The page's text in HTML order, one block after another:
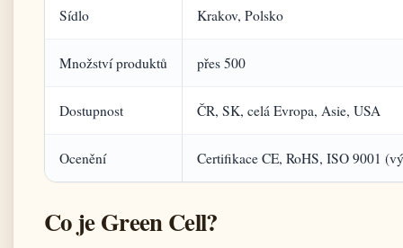
Sídlo Krakov, Polsko
Množství produktů přes 500
Dostupnost ČR, SK, celá Evropa, Asie, USA
Ocenění Certifikace CE, RoHS, ISO 9001
Co je Green Cell?